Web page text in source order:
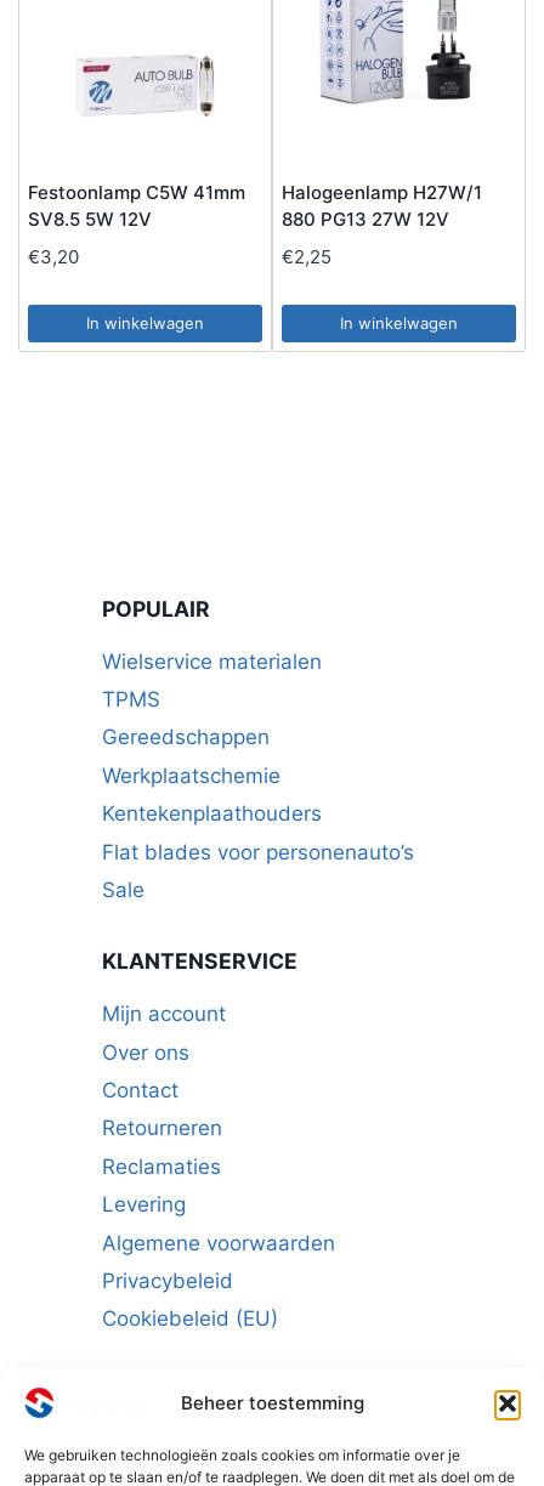
Beheer toestemming
We gebruiken technologieën zoals cookies om informatie over je
apparaat op te slaan en/of te raadplegen. We doen dit met als doel om de
Festoonlamp C5W 41mm
SV8.5 5W 12V
€3,20
In winkelwagen
Halogeenlamp H27W/1
880 PG13 27W 12V
€2,25
In winkelwagen
POPULAIR
Wielservice materialen
TPMS
Gereedschappen
Werkplaatschemie
Kentekenplaathouders
Flat blades voor personenauto’s
Sale
KLANTENSERVICE
Mijn account
Over ons
Contact
Retourneren
Reclamaties
Levering
Algemene voorwaarden
Privacybeleid
Cookiebeleid (EU)
Schrijf u in voor de nieuwsbrief: